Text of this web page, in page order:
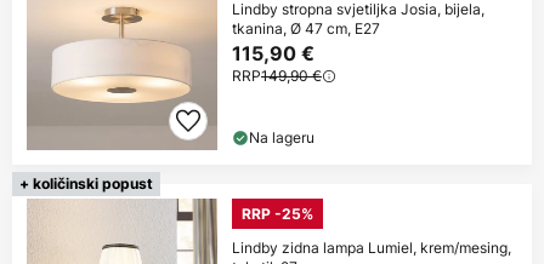
Lindby stropna svjetiljka Josia, bijela,
tkanina, Ø 47 cm, E27
115,90 €
RRP149,90 €
Na lageru
+ količinski popust
RRP -25%
Lindby zidna lampa Lumiel, krem/mesing,